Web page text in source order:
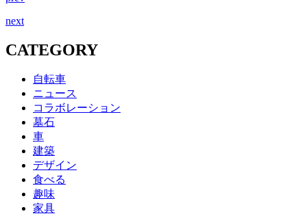
next
CATEGORY
自転車
ニュース
コラボレーション
墓石
車
建築
デザイン
食べる
趣味
家具